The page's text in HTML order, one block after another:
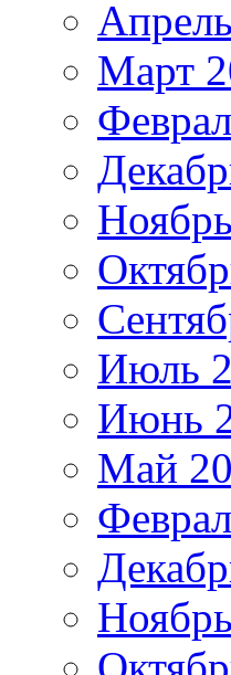
Март
Июль
Июнь
Май